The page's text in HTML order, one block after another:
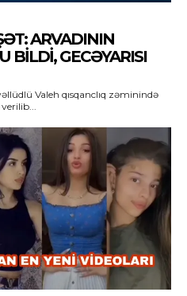
ARVADININ
BILDI, GECƏYARISI
Valeh qısqanclıq zəminində